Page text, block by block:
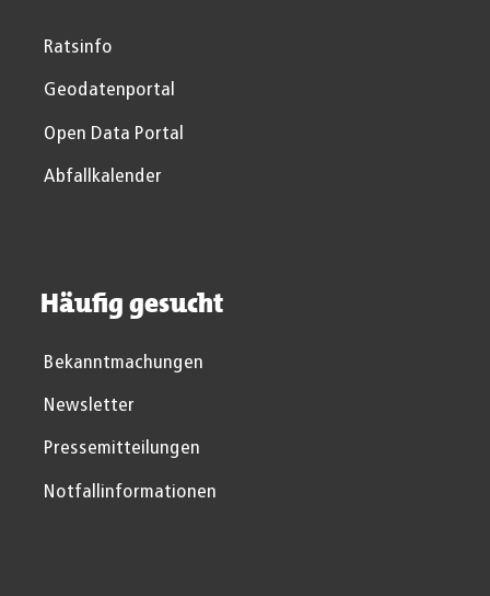
Ratsinfo
Geodatenportal
Open Data Portal
Abfallkalender
Häufig gesucht
Bekanntmachungen
Newsletter
Pressemitteilungen
Notfallinformationen